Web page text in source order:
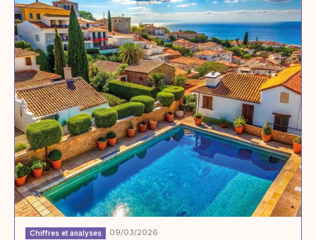
Chiffres et analyses 09/03/2026